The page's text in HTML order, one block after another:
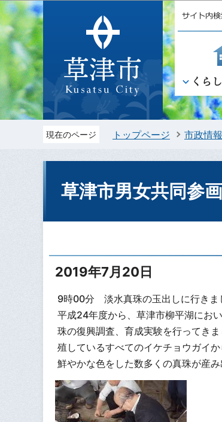
現在のページ トップページ 市政情報
草津市男女共同参
2019年7月20日
9時00分 淡水真珠の玉出しに行きま
平成24年度から、草津市柳平湖にお
珠の復興調査、育成実験を行ってき
殖しているすべてのイケチョウガイか
鮮やかな色をした数多くの真珠が産み